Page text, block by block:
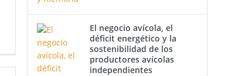
El negocio avícola, el
déficit energético y la
sostenibilidad de los
productores avícolas
independientes